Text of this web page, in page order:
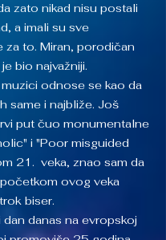
zato nikad nisu postali
a imali su sve
za to. Miran, porodičan
bio najvažniji.
odnose se kao da
same i najbliže. Još
put čuo monumentalne
i "Poor misguided
21. veka, znao sam da
ovog veka
biser.
dan danas na evropskoj